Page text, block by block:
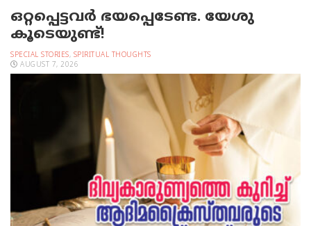
ഒറ്റപ്പെട്ടവര്‍ ഭയപ്പെടേണ്ട. യേശു
കൂടെയുണ്ട്!
SPECIAL STORIES, SPIRITUAL THOUGHTS
AUGUST 7, 2026